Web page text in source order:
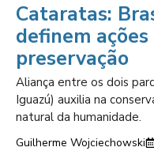
Cataratas:
definem
preservação
Aliança entre os dois
Iguazú) auxilia na
natural da humanidade.
Guilherme Wojciechowski